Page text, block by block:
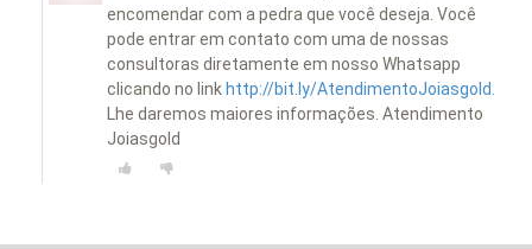
encomendar com a pedra que você deseja. Você
pode entrar em contato com uma de nossas
consultoras diretamente em nosso Whatsapp
clicando no link http://bit.ly/AtendimentoJoiasgold.
Lhe daremos maiores informações. Atendimento
Joiasgold